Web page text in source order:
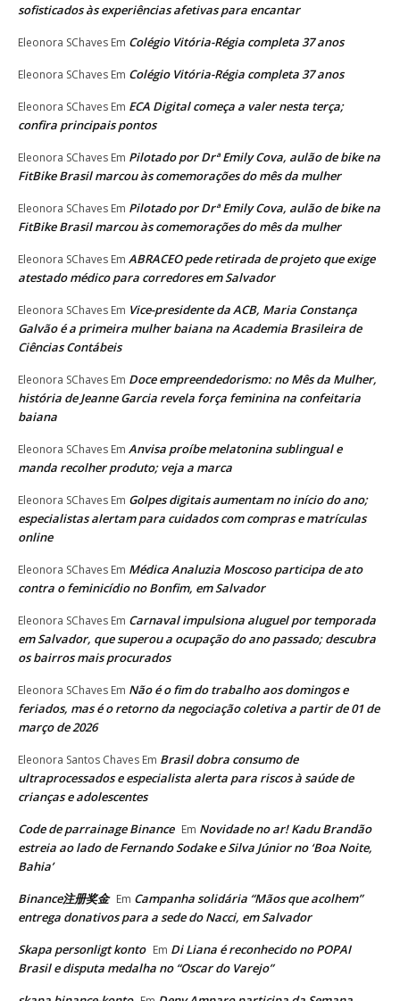
sofisticados às experiências afetivas para encantar
Eleonora SChaves Em Colégio Vitória-Régia completa 37 anos
Eleonora SChaves Em Colégio Vitória-Régia completa 37 anos
Eleonora SChaves Em ECA Digital começa a valer nesta terça;
confira principais pontos
Eleonora SChaves Em Pilotado por Drª Emily Cova, aulão de bike na
FitBike Brasil marcou às comemorações do mês da mulher
Eleonora SChaves Em Pilotado por Drª Emily Cova, aulão de bike na
FitBike Brasil marcou às comemorações do mês da mulher
Eleonora SChaves Em ABRACEO pede retirada de projeto que exige
atestado médico para corredores em Salvador
Eleonora SChaves Em Vice-presidente da ACB, Maria Constança
Galvão é a primeira mulher baiana na Academia Brasileira de
Ciências Contábeis
Eleonora SChaves Em Doce empreendedorismo: no Mês da Mulher,
história de Jeanne Garcia revela força feminina na confeitaria
baiana
Eleonora SChaves Em Anvisa proíbe melatonina sublingual e
manda recolher produto; veja a marca
Eleonora SChaves Em Golpes digitais aumentam no início do ano;
especialistas alertam para cuidados com compras e matrículas
online
Eleonora SChaves Em Médica Analuzia Moscoso participa de ato
contra o feminicídio no Bonfim, em Salvador
Eleonora SChaves Em Carnaval impulsiona aluguel por temporada
em Salvador, que superou a ocupação do ano passado; descubra
os bairros mais procurados
Eleonora SChaves Em Não é o fim do trabalho aos domingos e
feriados, mas é o retorno da negociação coletiva a partir de 01 de
março de 2026
Eleonora Santos Chaves Em Brasil dobra consumo de
ultraprocessados e especialista alerta para riscos à saúde de
crianças e adolescentes
Code de parrainage Binance Em Novidade no ar! Kadu Brandão
estreia ao lado de Fernando Sodake e Silva Júnior no ‘Boa Noite,
Bahia’
Binance注册奖金 Em Campanha solidária “Mãos que acolhem”
entrega donativos para a sede do Nacci, em Salvador
Skapa personligt konto Em Di Liana é reconhecido no POPAI
Brasil e disputa medalha no “Oscar do Varejo”